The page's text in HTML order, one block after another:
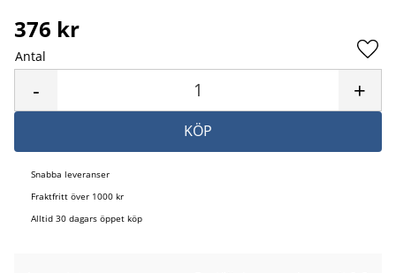
376 kr
Antal
+
-
KÖP
Snabba leveranser
Fraktfritt över 1000 kr
Alltid 30 dagars öppet köp